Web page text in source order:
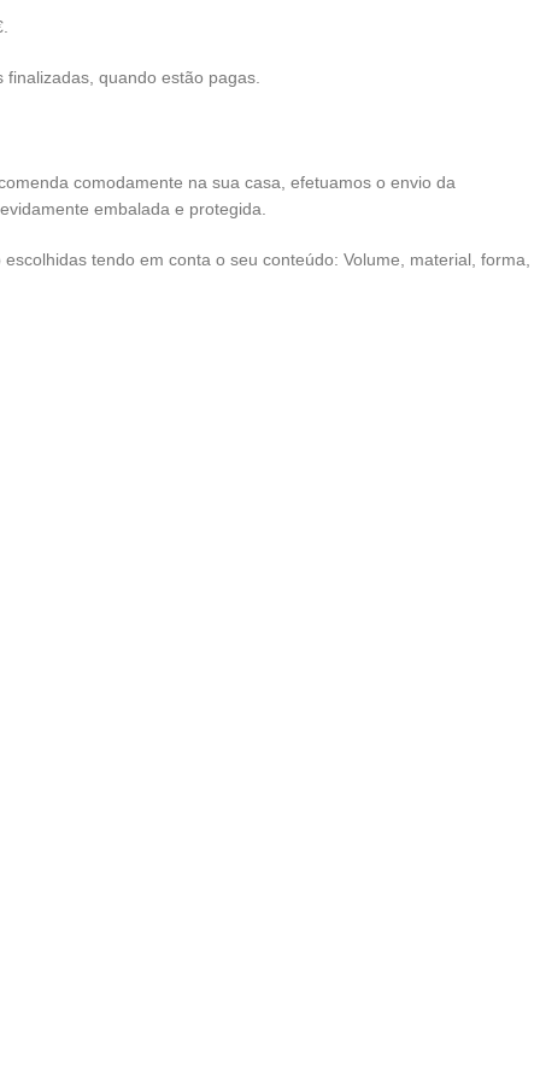
quando estão pagas.
comodamente na sua casa, efetuamos o envio da
embalada e protegida.
tendo em conta o seu conteúdo: Volume, material, forma,